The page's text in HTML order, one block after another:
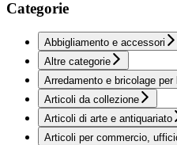
Categorie
Abbigliamento e accessori
Altre categorie
Arredamento e bricolage per
Articoli da collezione
Articoli di arte e antiquariato
Articoli per commercio,